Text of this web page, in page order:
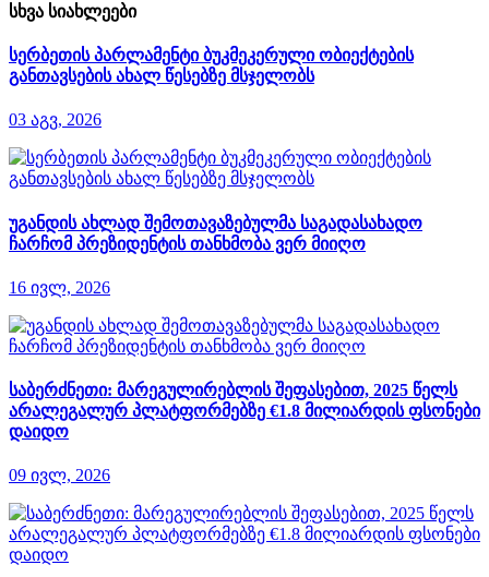
სხვა სიახლეები
სერბეთის პარლამენტი ბუკმეკერული ობიექტების
განთავსების ახალ წესებზე მსჯელობს
03 აგვ, 2026
უგანდის ახლად შემოთავაზებულმა საგადასახადო
ჩარჩომ პრეზიდენტის თანხმობა ვერ მიიღო
16 ივლ, 2026
საბერძნეთი: მარეგულირებლის შეფასებით, 2025 წელს
არალეგალურ პლატფორმებზე €1.8 მილიარდის ფსონები
დაიდო
09 ივლ, 2026